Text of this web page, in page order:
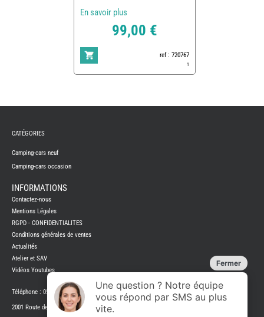
En savoir plus
99,00 €
ref : 720767
1
CAMPING-
NEUFS
CAMPING-
CAMPING-
BENIMAR
CAMPING-
CARADO
CAMPING-
ITINEO
CAMPING-
CATÉGORIES
Camping-cars neuf
Camping-cars occasion
INFORMATIONS
Contactez-nous
Mentions Légales
RGPD - CONFIDENTIALITES
Conditions générales de ventes
Actualités
Atelier et SAV
Vidéos Youtubes
Téléphone : 05 45 31 05 58
2001 Route de montjean 16700 Ruffec